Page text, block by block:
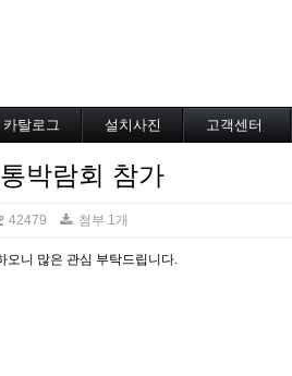
카탈로그 설치사진 고객센터
박람회 참가
42479 첨부 1개
오니 많은 관심 부탁드립니다.